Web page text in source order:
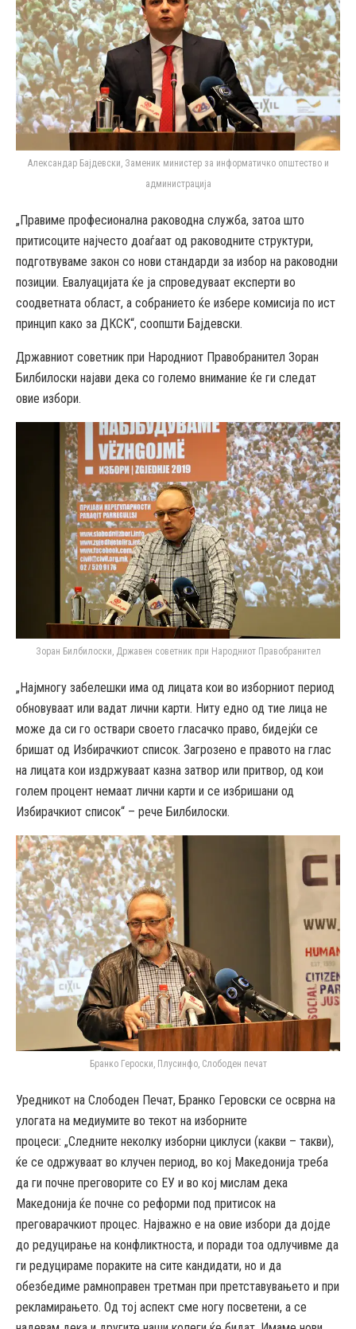
Александар Бајдевски, Заменик министер за информатичко општество и
администрација
„Правиме професионална раководна служба, затоа што
притисоците најчесто доаѓаат од раководните структури,
подготвуваме закон со нови стандарди за избор на раководни
позиции. Евалуацијата ќе ја спроведуваат експерти во
соодветната област, а собранието ќе избере комисија по ист
принцип како за ДКСК“, соопшти Бајдевски.
Државниот советник при Народниот Правобранител Зоран
Билбилоски најави дека со големо внимание ќе ги следат
овие избори.
Зоран Билбилоски, Државен советник при Народниот Правобранител
„Најмногу забелешки има од лицата кои во изборниот период
обновуваат или вадат лични карти. Ниту едно од тие лица не
може да си го оствари своето гласачко право, бидејќи се
бришат од Избирачкиот список. Загрозено е правото на глас
на лицата кои издржуваат казна затвор или притвор, од кои
голем процент немаат лични карти и се избришани од
Избирачкиот список“ – рече Билбилоски.
Бранко Героски, Плусинфо, Слободен печат
Уредникот на Слободен Печат, Бранко Геровски се осврна на
улогата на медиумите во текот на изборните
процеси: „Следните неколку изборни циклуси (какви – такви),
ќе се одржуваат во клучен период, во кој Македонија треба
да ги почне преговорите со ЕУ и во кој мислам дека
Македонија ќе почне со реформи под притисок на
преговарачкиот процес. Најважно е на овие избори да дојде
до редуцирање на конфликтноста, и поради тоа одлучивме да
ги редуцираме пораките на сите кандидати, но и да
обезбедиме рамноправен третман при претставувањето и при
рекламирањето. Од тој аспект сме ногу посветени, а се